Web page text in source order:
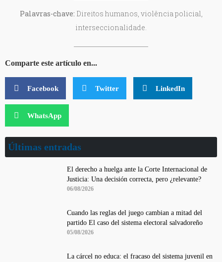
Palavras-chave: Direitos humanos, violência policial,
interseccionalidade.
Comparte este artículo en...
Facebook Twitter LinkedIn
WhatsApp
Últimas entradas
El derecho a huelga ante la Corte Internacional de
Justicia: Una decisión correcta, pero ¿relevante?
06/08/2026
Cuando las reglas del juego cambian a mitad del
partido El caso del sistema electoral salvadoreño
05/08/2026
La cárcel no educa: el fracaso del sistema juvenil en